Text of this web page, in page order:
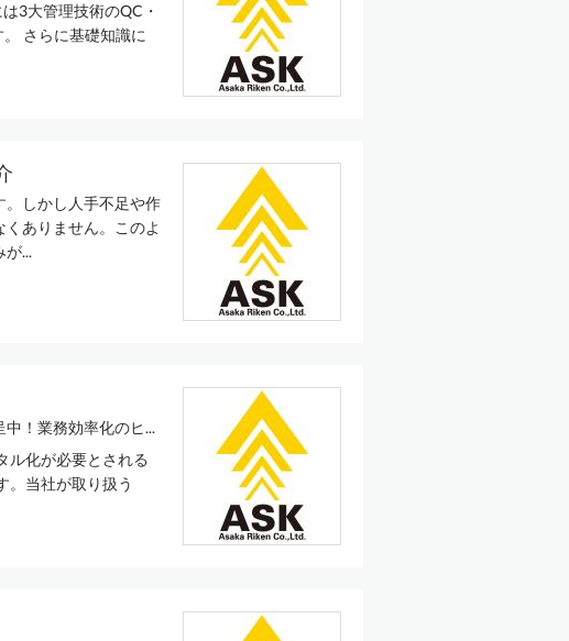
3大管理技術のQC・
さらに基礎知識に
しかし人手不足や作
ありません。​ このよ
...
！業務効率化のヒ...
ル化が必要とされる
。当社が取り扱う